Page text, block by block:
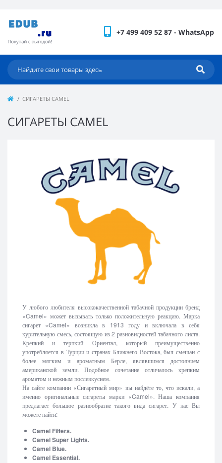
+7 499 409 52 87 - WhatsApp
СИГАРЕТЫ CAMEL
СИГАРЕТЫ CAMEL
У любого любителя высококачественной табачной продукции бренд
«Camel» может вызывать только положительную реакцию. Марка
сигарет «Camel» возникла в 1913 году и включала в себя
курительную смесь, состоящую из 2 разновидностей табачного листа.
Крепкий и терпкий Ориентал, который преимущественно
употребляется в Турции и странах Ближнего Востока, был смешан с
более мягким и ароматным Берле, являвшимся достоянием
американской земли. Подобное сочетание отличалось крепким
ароматом и нежным послевкусием.
На сайте компании «Сигаретный мир» вы найдёте то, что искали, а
именно оригинальные сигареты марки «Camel». Наша компания
предлагает большое разнообразие такого вида сигарет. У нас Вы
можете найти:
Camel Filters.
Camel Super Lights.
Camel Blue.
Camel Essential.